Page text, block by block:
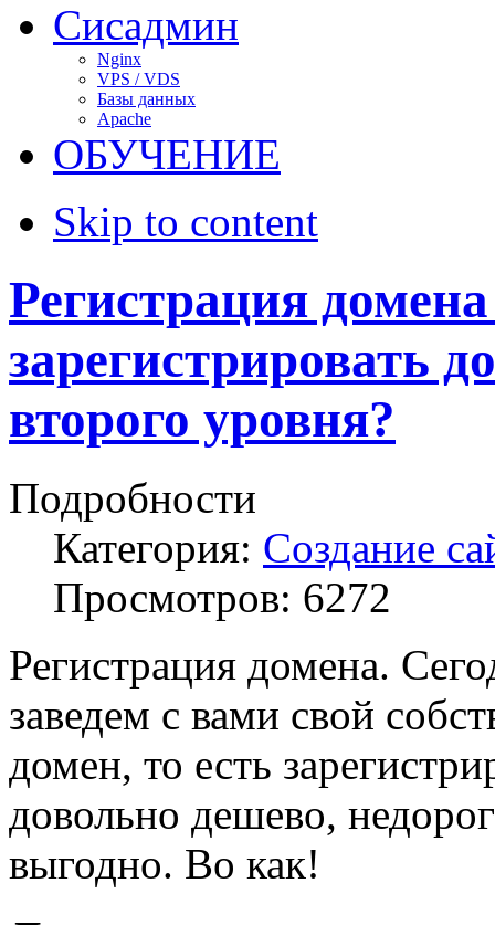
Сисадмин
Nginx
VPS / VDS
Базы данных
Apache
ОБУЧЕНИЕ
Skip to content
Регистрация
зарегистрировать
второго уровня?
Подробности
Категория: Создание
Просмотров: 6272
Регистрация домена.
заведем с вами свой
домен, то есть
довольно дешево,
выгодно. Во как!